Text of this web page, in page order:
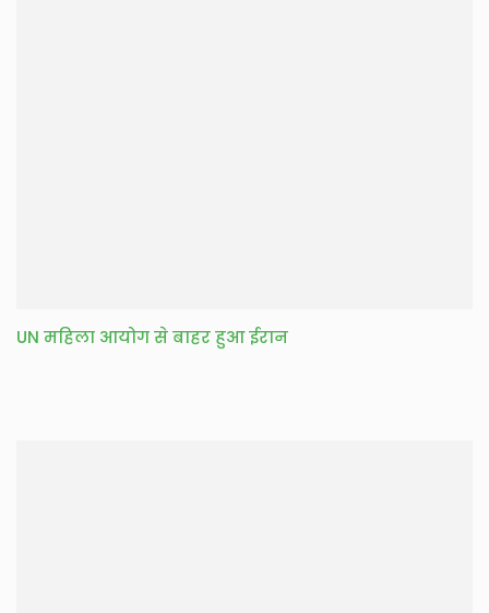
UN महिला आयोग से बाहर हुआ ईरान